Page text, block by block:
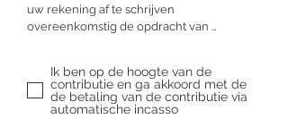
uw rekening af te schrijven
overeenkomstig de opdracht van
Als u het niet eens bent met deze
afschrijving kunt u deze laten
terugboeken. Neem hiervoor binnen acht
Ik ben op de hoogte van de
contributie en ga akkoord met de
de betaling van de contributie via
automatische incasso